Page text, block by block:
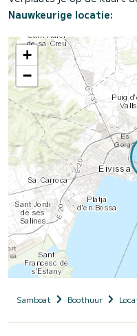
Nauwkeurige locatie:
+
−
Samboat Boothuur